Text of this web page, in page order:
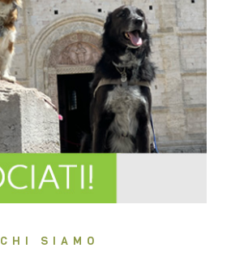
CHI SIAMO